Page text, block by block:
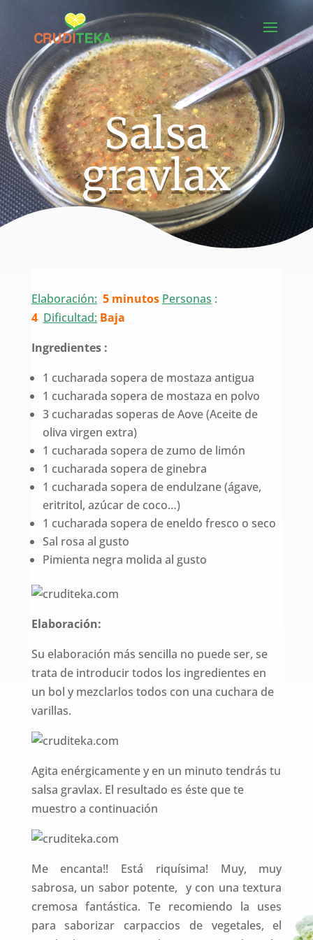
Salsa
gravlax
Elaboración: 5 minutos Personas :
4 Dificultad: Baja
Ingredientes :
1 cucharada sopera de mostaza antigua
1 cucharada sopera de mostaza en polvo
3 cucharadas soperas de Aove (Aceite de
oliva virgen extra)
1 cucharada sopera de zumo de limón
1 cucharada sopera de ginebra
1 cucharada sopera de endulzane (ágave,
eritritol, azúcar de coco…)
1 cucharada sopera de eneldo fresco o seco
Sal rosa al gusto
Pimienta negra molida al gusto
Elaboración:
Su elaboración más sencilla no puede ser, se
trata de introducir todos los ingredientes en
un bol y mezclarlos todos con una cuchara de
varillas.
Agita enérgicamente y en un minuto tendrás tu
salsa gravlax. El resultado es éste que te
muestro a continuación
Me encanta!! Está riquísima! Muy, muy
sabrosa, un sabor potente, y con una textura
cremosa fantástica. Te recomiendo la uses
para saborizar carpaccios de vegetales, el